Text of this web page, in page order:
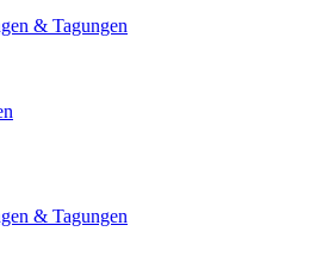
& Tagungen
& Tagungen